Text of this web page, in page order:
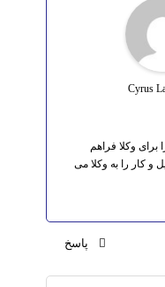
Cyrus
برای وکلا فراهم
و کار را به وکلا می
پاسخ